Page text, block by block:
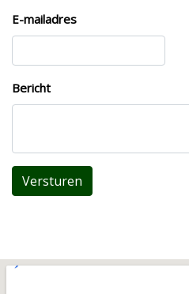
E-mailadres
Bericht
Versturen